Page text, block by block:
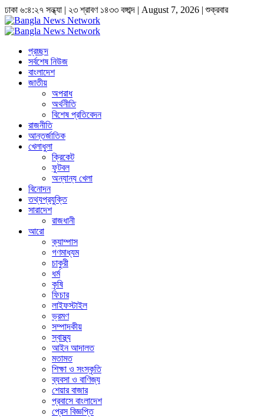
ঢাকা ৬:৪:২৭ সন্ধ্যা | ২৩ শ্রাবণ ১৪৩৩ বঙ্গাব্দ | August 7, 2026 |শুক্রবার
প্রচ্ছদ
সর্বশেষ নিউজ
বাংলাদেশ
জাতীয়
অপরাধ
অর্থনীতি
বিশেষ প্রতিবেদন
রাজনীতি
আন্তর্জাতিক
খেলাধুলা
ক্রিকেট
ফুটবল
অন্যান্য খেলা
বিনোদন
তথ্যপ্রযুক্তি
সারাদেশ
রাজধানী
আরো
ক্যাম্পাস
গণমাধ্যম
চাকুরী
ধর্ম
কৃষি
ফিচার
লাইফস্টাইল
ভ্রমণ
সম্পাদকীয়
স্বাস্থ্য
আইন আদালত
মতামত
শিক্ষা ও সংস্কৃতি
ব্যবসা ও বাণিজ্য
শেয়ার বাজার
প্রবাসে বাংলাদেশ
প্রেস বিজ্ঞপ্তি